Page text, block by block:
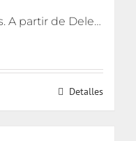
Una ecología de los signos. A partir de Deleuze [eBook]
Detalles